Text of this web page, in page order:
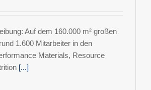
Auf dem 160.000 m² großen
1.600 Mitarbeiter in den
Materials, Resource
[...]